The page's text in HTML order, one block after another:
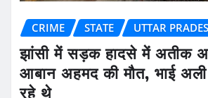
CRIME STATE UTTAR
झांसी में सड़क हादसे में अतीक
आबान अहमद की मौत, भाई
रहे थे